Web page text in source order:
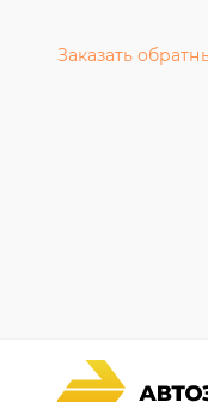
Заказать
Каталог